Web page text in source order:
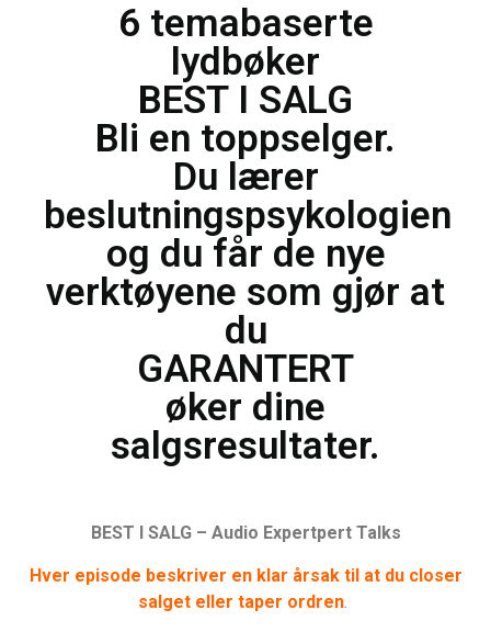
6 temabaserte
lydbøker
BEST I SALG
Bli en toppselger.
Du lærer
beslutningspsykologien
og du får de nye
verktøyene som gjør at
du
GARANTERT
øker dine
salgsresultater.
BEST I SALG – Audio Expertpert Talks
Hver episode beskriver en klar årsak til at du closer
salget eller taper ordren